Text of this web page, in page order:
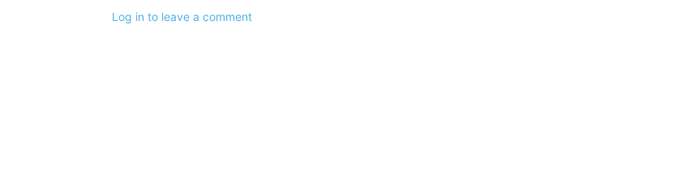
Log in to leave a comment